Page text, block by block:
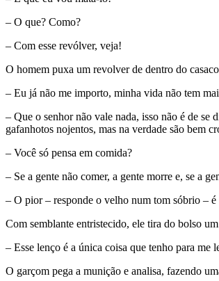
– O que? Como?
– Com esse revólver, veja!
O homem puxa um revolver de dentro do
– Eu já não me importo, minha vida não tem
– Que o senhor não vale nada, isso não é de
gafanhotos nojentos, mas na verdade são bem
– Você só pensa em comida?
– Se a gente não comer, a gente morre e, se a
– O pior – responde o velho num tom sóbrio –
Com semblante entristecido, ele tira do bolso
– Esse lenço é a única coisa que tenho para me
O garçom pega a munição e analisa, fazendo